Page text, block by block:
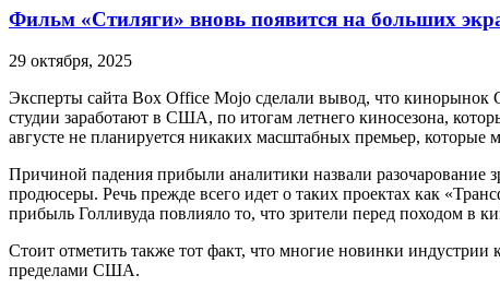
Фильм «Стиляги» вновь появится на больших
29 октября, 2025
Эксперты сайта Box Office Mojo сделали вывод, что кинорынок
студии заработают в США, по итогам летнего киносезона,
августе не планируется никаких масштабных премьер, которые
Причиной падения прибыли аналитики назвали разочарование
продюсеры. Речь прежде всего идет о таких проектах как
прибыль Голливуда повлияло то, что зрители перед походом в
Стоит отметить также тот факт, что многие новинки
пределами США.